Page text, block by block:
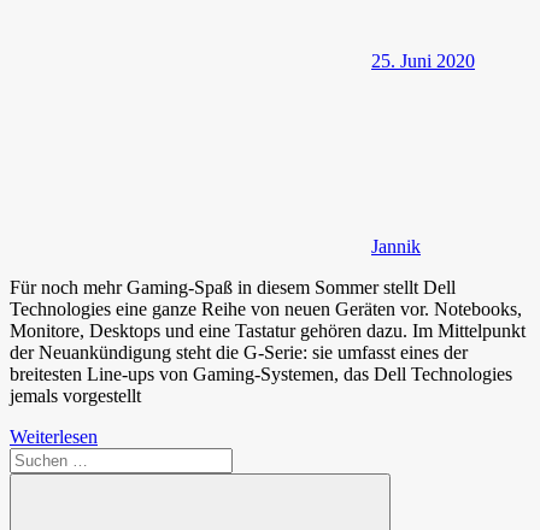
25. Juni 2020
Jannik
Für noch mehr Gaming-Spaß in diesem Sommer stellt Dell
Technologies eine ganze Reihe von neuen Geräten vor. Notebooks,
Monitore, Desktops und eine Tastatur gehören dazu. Im Mittelpunkt
der Neuankündigung steht die G-Serie: sie umfasst eines der
breitesten Line-ups von Gaming-Systemen, das Dell Technologies
jemals vorgestellt
Weiterlesen
Suchen
nach: